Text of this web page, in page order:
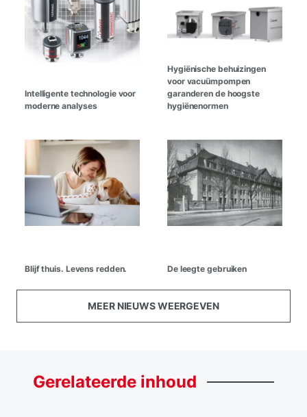
Intelligente technologie voor
moderne analyses
Hygiënische behuizingen
voor vacuümpompen
garanderen de hoogste
hygiënenormen
Blijf thuis. Levens redden. De leegte gebruiken
MEER NIEUWS WEERGEVEN
Gerelateerde inhoud